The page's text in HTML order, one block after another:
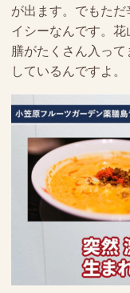
が出ます。でもた
イシーなんです。
膳がたくさん入っ
しているんですよ。